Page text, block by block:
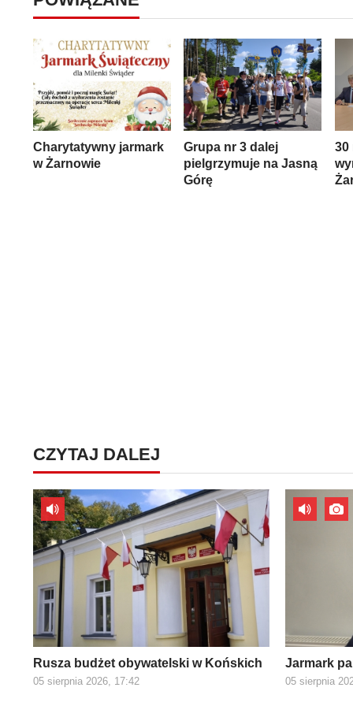
Charytatywny jarmark
w Żarnowie
Grupa nr 3 dalej
pielgrzymuje na Jasną
Górę
30
CZYTAJ DALEJ
Rusza budżet obywatelski w Końskich
05 sierpnia 2026, 17:42
Jarmark
05 sierpnia